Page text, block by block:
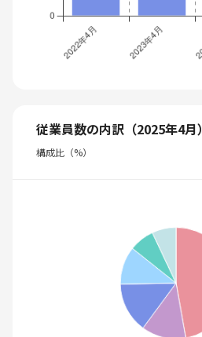
従業員数の内訳（2025年4月）
構成比（%）